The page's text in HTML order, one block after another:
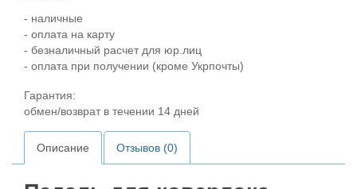
- наличные
- оплата на карту
- безналичный расчет для юр.лиц
- оплата при получении (кроме Укрпочты)
Гарантия:
обмен/возврат в течении 14 дней
Описание Отзывов (0)